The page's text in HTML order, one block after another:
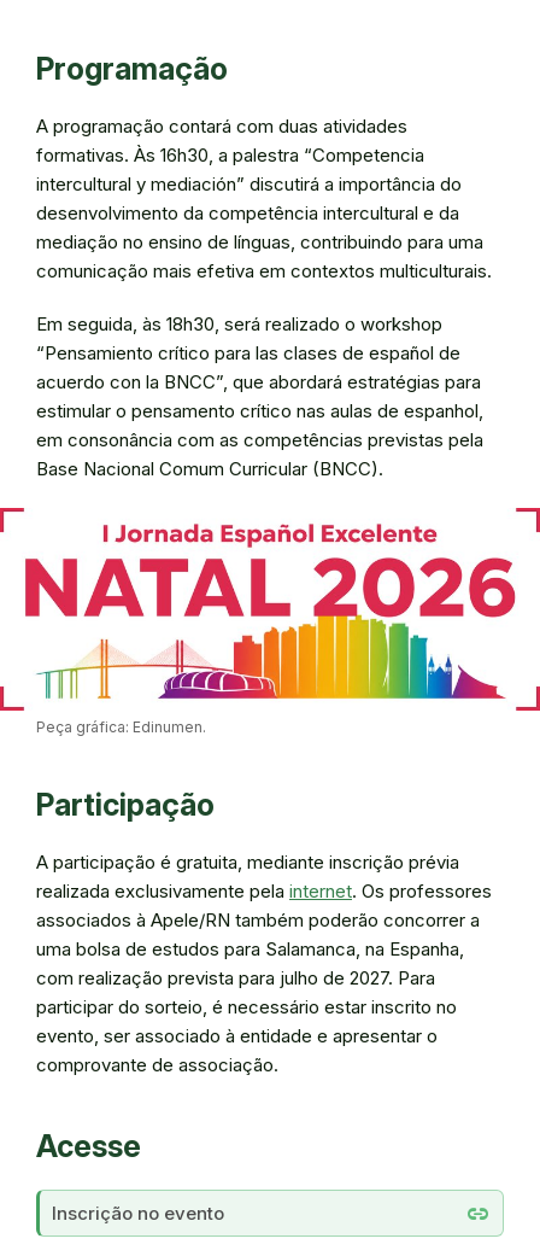
Programação
A programação contará com duas atividades
formativas. Às 16h30, a palestra “Competencia
intercultural y mediación” discutirá a importância do
desenvolvimento da competência intercultural e da
mediação no ensino de línguas, contribuindo para uma
comunicação mais efetiva em contextos multiculturais.
Em seguida, às 18h30, será realizado o workshop
“Pensamiento crítico para las clases de español de
acuerdo con la BNCC”, que abordará estratégias para
estimular o pensamento crítico nas aulas de espanhol,
em consonância com as competências previstas pela
Base Nacional Comum Curricular (BNCC).
Peça gráfica: Edinumen.
Participação
A participação é gratuita, mediante inscrição prévia
realizada exclusivamente pela internet. Os professores
associados à Apele/RN também poderão concorrer a
uma bolsa de estudos para Salamanca, na Espanha,
com realização prevista para julho de 2027. Para
participar do sorteio, é necessário estar inscrito no
evento, ser associado à entidade e apresentar o
comprovante de associação.
Acesse
link
Inscrição no evento